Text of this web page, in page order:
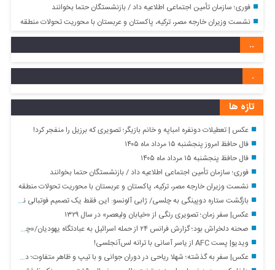
فوری؛ سازمان تأمین اجتماعی اطلاعیه داد / بازنشستگان حتما بخوانند
نشست وزیران خارجه مصر، ترکیه، پاکستان و عربستان با محوریت تحولات منطقه
..
.
تازه ها
عکس | تعطیلات دونفره امباپه و خانم بازیگر؛ تصویری که برزیل را منفجر کرد!
فال حافظ امروز پنجشنبه ۱۵ مرداد ماه ۱۴۰۵
فال حافظ پنجشنبه ۱۵ مرداد ماه ۱۴۰۵
فوری؛ سازمان تأمین اجتماعی اطلاعیه داد / بازنشستگان حتما بخوانند
نشست وزیران خارجه مصر، ترکیه، پاکستان و عربستان با محوریت تحولات منطقه
بازگشت ستاره دوپینگی به چلسی/ ژابی آلونسو: این فقط یک تصمیم فوتبالی نبود
عکس| سفر زمان؛ تصویری رنگی از «خیابان ولیعصر» در سال ۱۳۲۹
صحنه دلخراش بود؛ گزارش فرانس ۲۴ از حمله اسرائیل به عبادتگاه یهودیان/«چطور ممکن است یک ساختمان کوچک در یک کوچه بن‌بست در تهران هدف قرار گرفته باشد»
ویدیو| پست AFC از یاسر آسانی با ترانه لس‌آنجلسی!
عکس| سفر به گذشته؛ شهلا ریاحی در دوران جوانی و با تیپ و ظاهر متفاوت؛ دهه ۳۰